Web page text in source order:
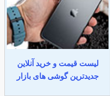
لیست قیمت و خرید آنلاین
جدیدترین گوشی های بازار